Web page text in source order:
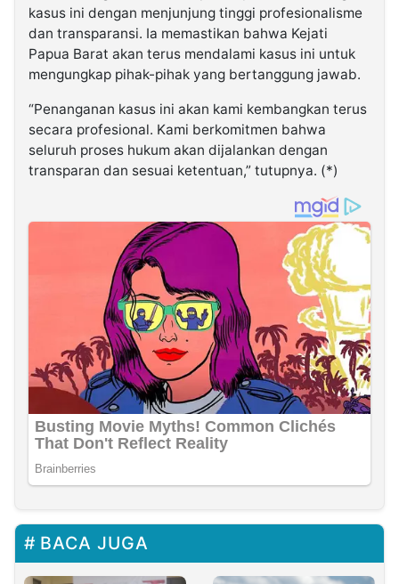
kasus ini dengan menjunjung tinggi profesionalisme
dan transparansi. Ia memastikan bahwa Kejati
Papua Barat akan terus mendalami kasus ini untuk
mengungkap pihak-pihak yang bertanggung jawab.
“Penanganan kasus ini akan kami kembangkan terus
secara profesional. Kami berkomitmen bahwa
seluruh proses hukum akan dijalankan dengan
transparan dan sesuai ketentuan,” tutupnya. (*)
BACA JUGA